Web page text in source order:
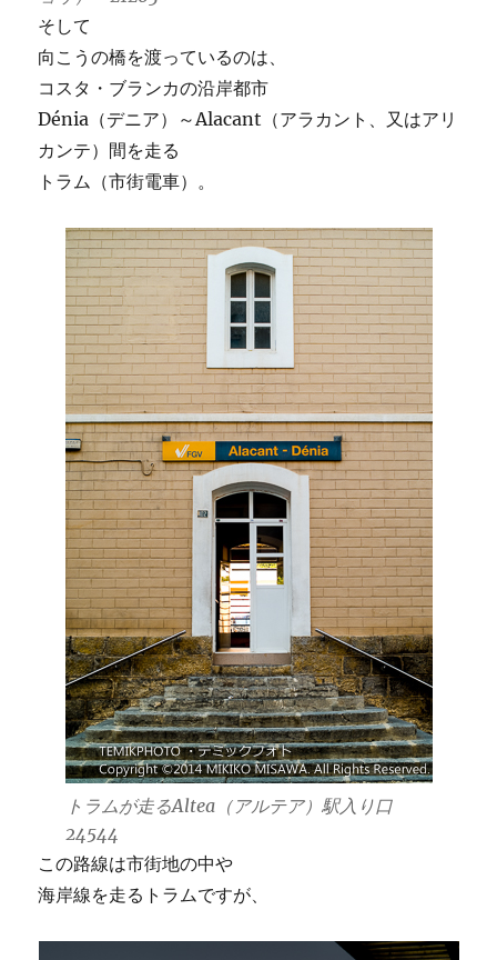
そして
向こうの橋を渡っているのは、
コスタ・ブランカの沿岸都市
Dénia（デニア）～Alacant（アラカント、又はアリ
カンテ）間を走る
トラム（市街電車）。
トラムが走るAltea（アルテア）駅入り口
24544
この路線は市街地の中や
海岸線を走るトラムですが、